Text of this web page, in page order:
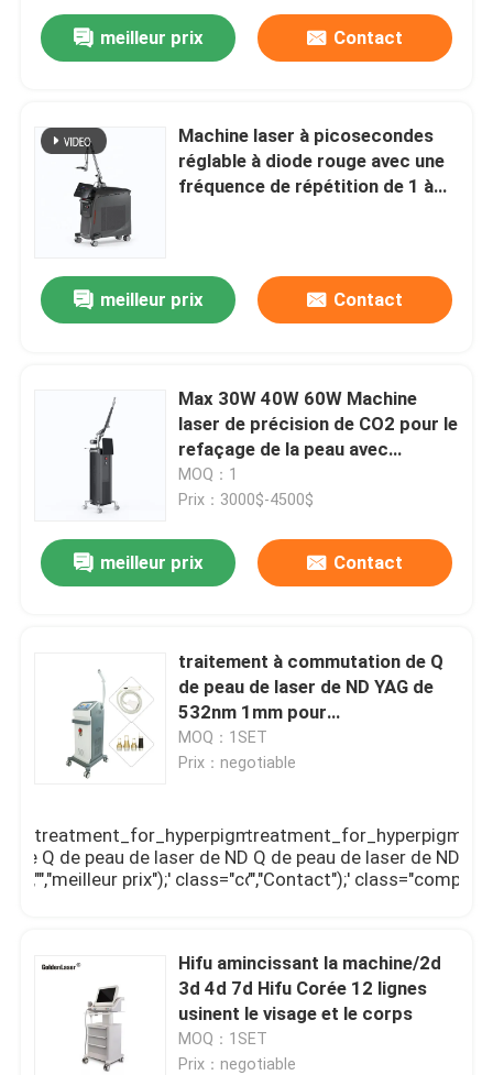
Maison
Produits
meilleur prix Contact
Machine laser à picosecondes
réglable à diode rouge avec une
fréquence de répétition de 1 à
meilleur prix Contact
Max 30W 40W 60W Machine
laser de précision de CO2 pour le
refaçage de la peau avec
différentes zones de balayage
MOQ：1
Prix：3000$-4500$
meilleur prix Contact
traitement à commutation de Q
de peau de laser de ND YAG de
532nm 1mm pour
Hyperpigmentation
MOQ：1SET
Prix：negotiable
Q de peau de laser de ND YAG de 532nm 1mm pour
prix");' class="company_btn greenb
\\u00e0 commutation de Q de peau de laser de ND
Hifu amincissant la machine/2d
3d 4d 7d Hifu Corée 12 lignes
usinent le visage et le corps
MOQ：1SET
Prix：negotiable